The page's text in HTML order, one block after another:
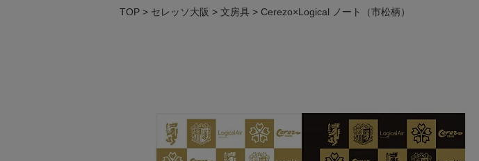
TOP セレッソ大阪 文房具 Cerezo×Logical ノート（市松柄）